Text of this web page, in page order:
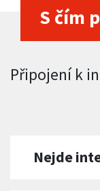
S čím
Připojení k
Nejde